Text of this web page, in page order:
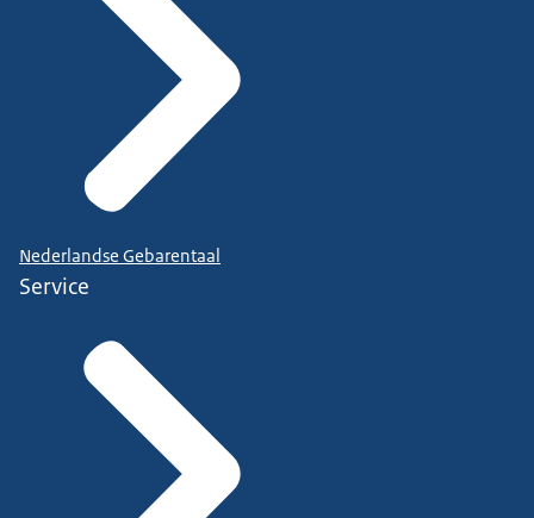
Nederlandse Gebarentaal
Service